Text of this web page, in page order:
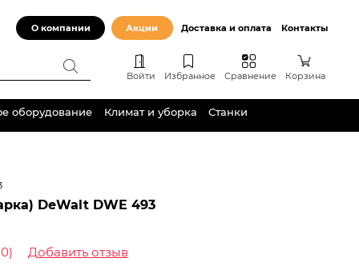
О компании Акции Доставка и оплата Контакты
Войти Избранное Сравнение Корзина
оборудование Климат и уборка Станки
DeWalt DWE 493
Добавить отзыв